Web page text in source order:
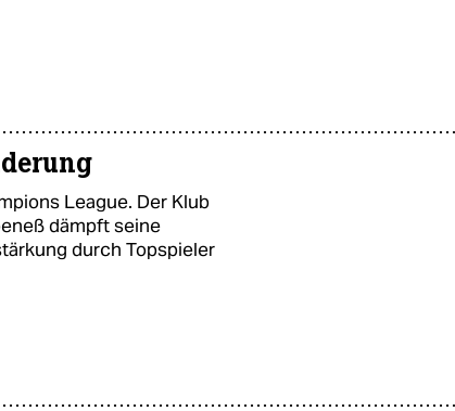
League. Der Klub
dämpft seine
durch Topspieler